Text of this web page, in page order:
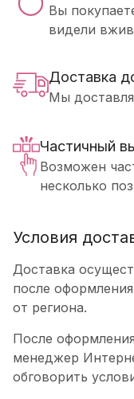
Вы
видели
Доставка
Мы
Частичный
Возможен
несколько
Условия
Доставка
после
от региона.
После
менеджер
обговорить